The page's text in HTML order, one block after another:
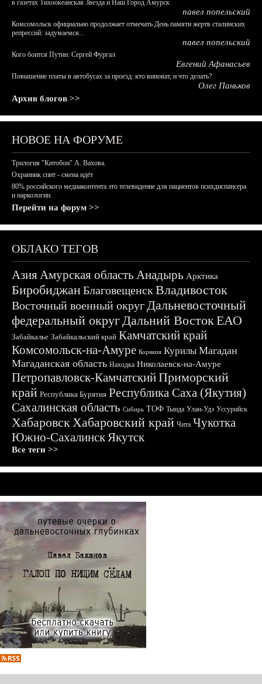
в газетах Тихоокеанская Звезда и Наш Город Амурск
павел попельский
Комсомольск официально продолжает отмечать День памяти жертв сталинских
репрессий: задумаемся...
павел попельский
Кого боится Путин: Сергей Фургал
Евгений Афанасьев
Повышение платы в автобусах за проезд: кто виноват, и что делать?
Олег Паньков
Архив блогов >>
НОВОЕ НА ФОРУМЕ
Трилогия "Китобои" А. Вахова.
Охранник спит - смена идёт
80% российского медиаконтента это телевидение для пациентов психдиспансера
и наркологии.
Перейти на форум >>
ОБЛАКО ТЕГОВ
АзияАмурская область Анадырь Арктика
БиробиджанБлаговещенскВладивосток
Восточный военный округДальневосточный
федеральный округДальний ВостокЕАО
Забайкалье Забайкальский край Камчатский край
Комсомольск-на-Амуре Корякия Курилы Магадан
Магаданская область Находка Николаевск-на-Амуре
Петропавловск-КамчатскийПриморский
край Республика Бурятия Республика Саха (Якутия)
Сахалинская область Сибирь ТОФ Тында Улан-Удэ Уссурийск
ХабаровскХабаровский край Чита Чукотка
Южно-СахалинскЯкутск
Все теги >>